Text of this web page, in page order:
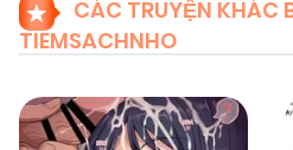
CÁC TRUYỆN KHÁC
TIEMSACHNHO